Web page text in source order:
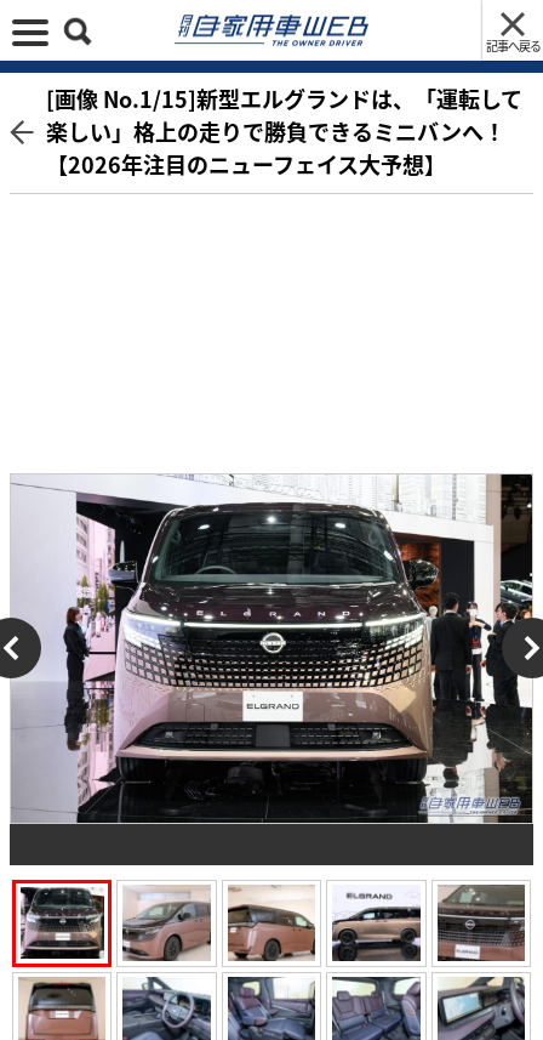
記事へ戻る
[画像 No.1/15]新型エルグランドは、「運転して
楽しい」格上の走りで勝負できるミニバンへ！
【2026年注目のニューフェイス大予想】